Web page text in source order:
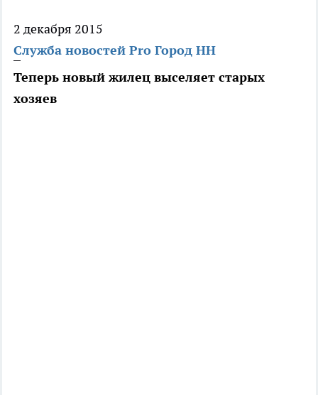
2 декабря 2015
Служба новостей Pro Город НН
Теперь новый жилец выселяет старых
хозяев